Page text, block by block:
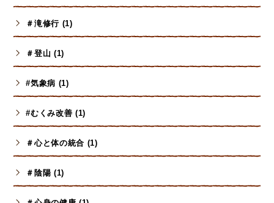
＃滝修行 (1)
＃登山 (1)
#気象病 (1)
#むくみ改善 (1)
＃心と体の統合 (1)
＃陰陽 (1)